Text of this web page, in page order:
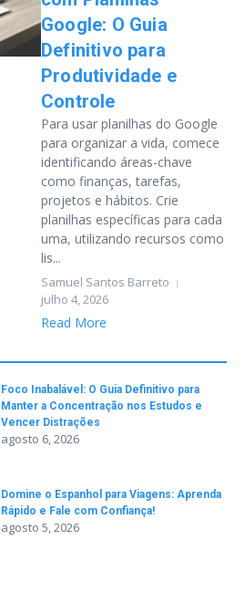
Google: O Guia
Definitivo para
Produtividade e
Controle
Para usar planilhas do Google
para organizar a vida, comece
identificando áreas-chave
como finanças, tarefas,
projetos e hábitos. Crie
planilhas específicas para cada
uma, utilizando recursos como
lis...
Samuel Santos Barreto
julho 4, 2026
Read More
Foco Inabalável: O Guia Definitivo para
Manter a Concentração nos Estudos e
Vencer Distrações
agosto 6, 2026
Domine o Espanhol para Viagens: Aprenda
Rápido e Fale com Confiança!
agosto 5, 2026